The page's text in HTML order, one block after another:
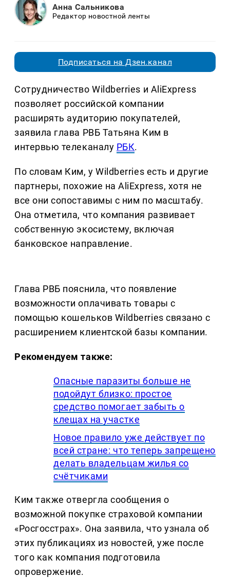
Анна Сальникова
Редактор новостной ленты
Подписаться на Дзен.канал
Сотрудничество Wildberries и AliExpress
позволяет российской компании
расширять аудиторию покупателей,
заявила глава РВБ Татьяна Ким в
интервью телеканалу РБК.
По словам Ким, у Wildberries есть и другие
партнеры, похожие на AliExpress, хотя не
все они сопоставимы с ним по масштабу.
Она отметила, что компания развивает
собственную экосистему, включая
банковское направление.
Глава РВБ пояснила, что появление
возможности оплачивать товары с
помощью кошельков Wildberries связано с
расширением клиентской базы компании.
Рекомендуем также:
Опасные паразиты больше не
подойдут близко: простое
средство помогает забыть о
клещах на участке
Новое правило уже действует по
всей стране: что теперь запрещено
делать владельцам жилья со
счётчиками
Ким также отвергла сообщения о
возможной покупке страховой компании
«Росгосстрах». Она заявила, что узнала об
этих публикациях из новостей, уже после
того как компания подготовила
опровержение.